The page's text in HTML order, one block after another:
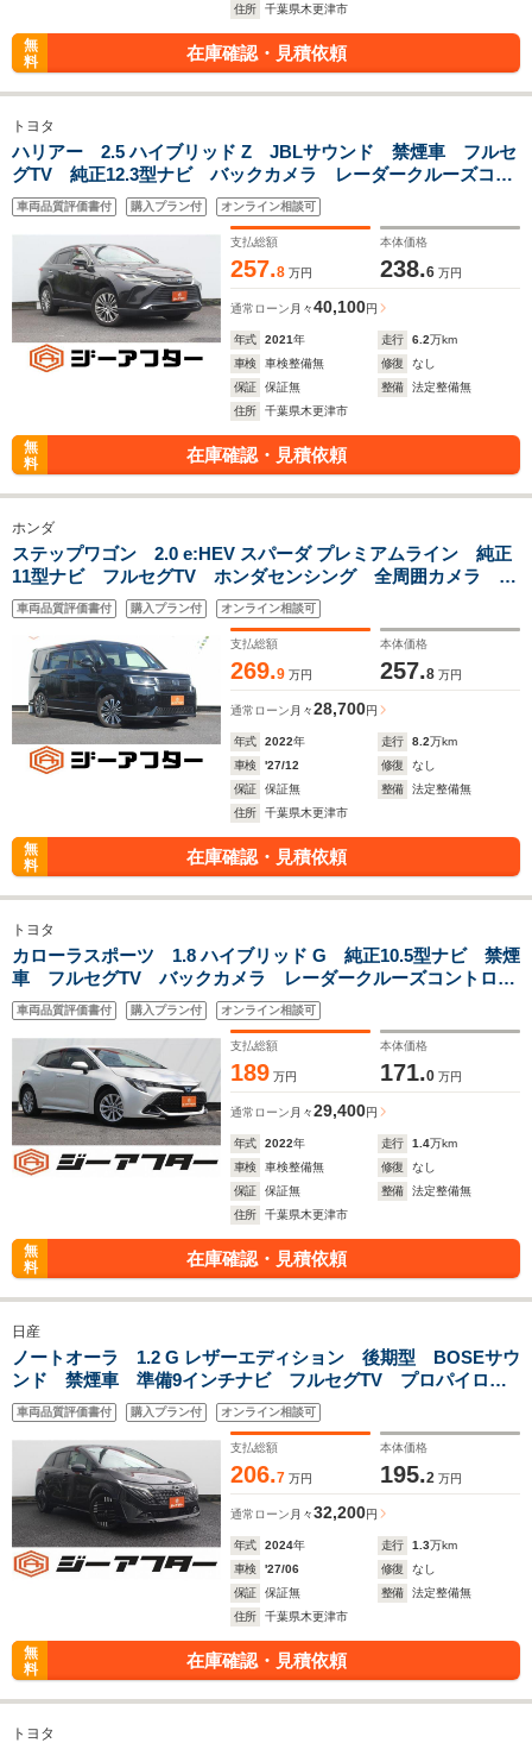
住所
千葉県木更津市
無
料
在庫確認・見積依頼
トヨタ
ハリアー 2.5 ハイブリッド Z JBLサウンド 禁煙車 フルセ
グTV 純正12.3型ナビ バックカメラ レーダークルーズコン
トロール ETC2.0 ハーフレザーシート LEDヘッドライト
スマートキー
車両品質評価書付 購入プラン付 オンライン相談可
支払総額
257.8 万円
本体価格
238.6 万円
通常ローン 月々40,100円
年式 2021年 走行 6.2万km
車検
車検整備無 修復
なし
保証
保証無 整備
法定整備無
住所
千葉県木更津市
無
料
在庫確認・見積依頼
ホンダ
ステップワゴン 2.0 e:HEV スパーダ プレミアムライン 純正
11型ナビ フルセグTV ホンダセンシング 全周囲カメラ ハ
ーフレザーシート シートヒーター ETC2.0 電動リアゲー
ト オートエアコン オートライト スマートキー
車両品質評価書付 購入プラン付 オンライン相談可
支払総額
269.9 万円
本体価格
257.8 万円
通常ローン 月々28,700円
年式 2022年 走行 8.2万km
車検
'27/12 修復
なし
保証
保証無 整備
法定整備無
住所
千葉県木更津市
無
料
在庫確認・見積依頼
トヨタ
カローラスポーツ 1.8 ハイブリッド G 純正10.5型ナビ 禁煙
車 フルセグTV バックカメラ レーダークルーズコントロー
ル ETC2.0 純正16インチアルミホイール LEDヘッドライ
ト レーンアシスト 電動格納ミラー
車両品質評価書付 購入プラン付 オンライン相談可
支払総額
189 万円
本体価格
171.0 万円
通常ローン 月々29,400円
年式 2022年 走行 1.4万km
車検
車検整備無 修復
なし
保証
保証無 整備
法定整備無
住所
千葉県木更津市
無
料
在庫確認・見積依頼
日産
ノートオーラ 1.2 G レザーエディション 後期型 BOSEサウ
ンド 禁煙車 準備9インチナビ フルセグTV プロパイロッ
ト 全方位カメラ ワイヤレス充電器 ETC2.0 インテリジェ
ントアラウンドビューモニター
車両品質評価書付 購入プラン付 オンライン相談可
支払総額
206.7 万円
本体価格
195.2 万円
通常ローン 月々32,200円
年式 2024年 走行 1.3万km
車検
'27/06 修復
なし
保証
保証無 整備
法定整備無
住所
千葉県木更津市
無
料
在庫確認・見積依頼
トヨタ